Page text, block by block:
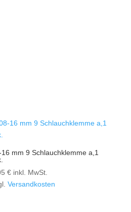
mm 9 Schlauchklemme a,1
€ inkl. MwSt.
Versandkosten